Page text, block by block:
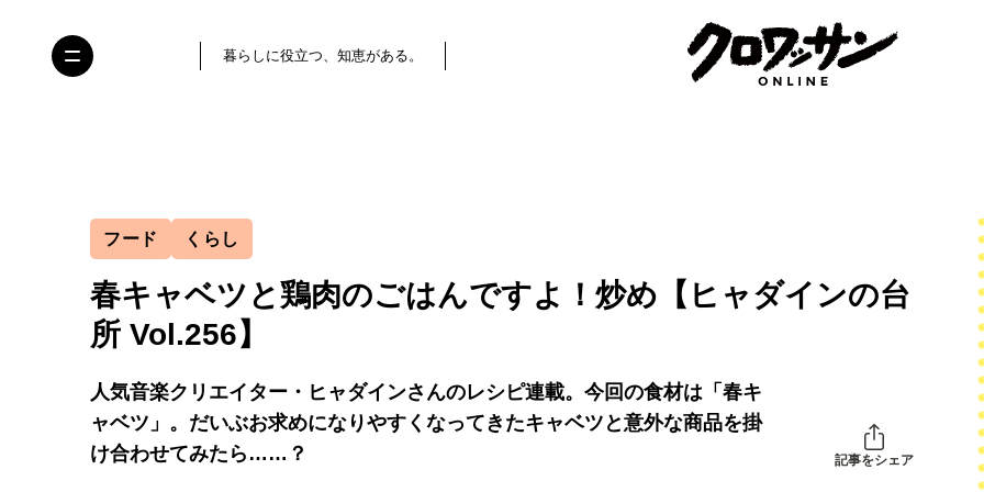
暮らしに役立つ、知恵がある。
フード くらし
春キャベツと鶏肉のごはんですよ！炒め【ヒャダインの台
所 Vol.256】
人気音楽クリエイター・ヒャダインさんのレシピ連載。今回の食材は「春キ
ャベツ」。だいぶお求めになりやすくなってきたキャベツと意外な商品を掛
け合わせてみたら……？
記事をシェア